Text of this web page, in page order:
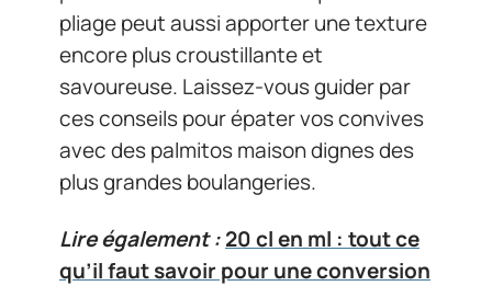
pliage peut aussi apporter une texture
encore plus croustillante et
savoureuse. Laissez-vous guider par
ces conseils pour épater vos convives
avec des palmitos maison dignes des
plus grandes boulangeries.
Lire également :20 cl en ml : tout ce
qu’il faut savoir pour une conversion